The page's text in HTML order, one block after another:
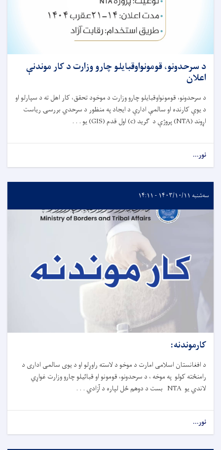
د سرحدونو، قومونواوقبایلو چارو وزارت د کار موندنې
اعلان
د سرحدونو، قومونواوقبایلو چارو وزارت د موخود تحقق، کار اهل ته د سپارلو او
د یوې کارنده او سالمې ادارې د ایجاد په منظور د سرحدي بررسۍ ریاست
اړوند (NTA) پروژې د ګرید (c) اول قدم (GIS) یو . . .
نور...
سه‌شنبه ۱۴۰۳/۱۰/۱۱ - ۱۴:۱۱
کارموندنه:
د افغانستان اسلامی امارت د موخو د لاسته راوړلو او د یوی سالمی اداری د
رامنځته کولو په موخه ، د سرحدونو، قومونو او قبائیلو چارو وزارت غواړي
لاندي یو NTA بست د دوهم ځل لپاره د آزادي . . .
نور...